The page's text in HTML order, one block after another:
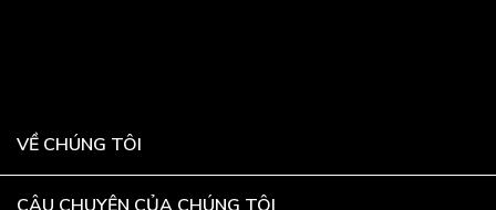
VỀ CHÚNG TÔI